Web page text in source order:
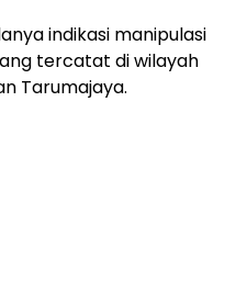
indikasi manipulasi
tercatat di wilayah
Tarumajaya.